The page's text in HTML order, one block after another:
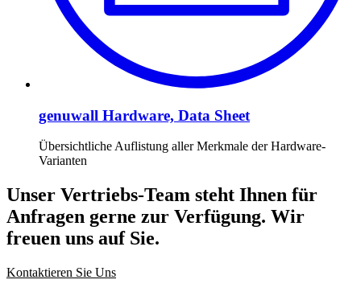
genuwall Hardware, Data Sheet
Übersichtliche Auflistung aller Merkmale der Hardware-
Varianten
Unser Vertriebs-Team steht Ihnen für
Anfragen gerne zur Verfügung. Wir
freuen uns auf Sie.
Kontaktieren Sie Uns